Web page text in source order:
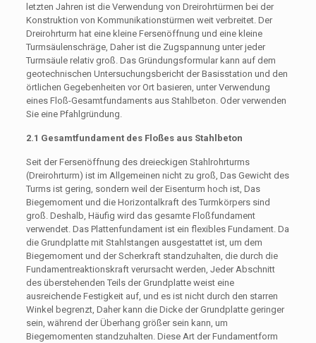
letzten Jahren ist die Verwendung von Dreirohrtürmen bei der
Konstruktion von Kommunikationstürmen weit verbreitet. Der
Dreirohrturm hat eine kleine Fersenöffnung und eine kleine
Turmsäulenschräge, Daher ist die Zugspannung unter jeder
Turmsäule relativ groß. Das Gründungsformular kann auf dem
geotechnischen Untersuchungsbericht der Basisstation und den
örtlichen Gegebenheiten vor Ort basieren, unter Verwendung
eines Floß-Gesamtfundaments aus Stahlbeton. Oder verwenden
Sie eine Pfahlgründung.
2.1 Gesamtfundament des Floßes aus Stahlbeton
Seit der Fersenöffnung des dreieckigen Stahlrohrturms
(Dreirohrturm) ist im Allgemeinen nicht zu groß, Das Gewicht des
Turms ist gering, sondern weil der Eisenturm hoch ist, Das
Biegemoment und die Horizontalkraft des Turmkörpers sind
groß. Deshalb, Häufig wird das gesamte Floßfundament
verwendet. Das Plattenfundament ist ein flexibles Fundament. Da
die Grundplatte mit Stahlstangen ausgestattet ist, um dem
Biegemoment und der Scherkraft standzuhalten, die durch die
Fundamentreaktionskraft verursacht werden, Jeder Abschnitt
des überstehenden Teils der Grundplatte weist eine
ausreichende Festigkeit auf, und es ist nicht durch den starren
Winkel begrenzt, Daher kann die Dicke der Grundplatte geringer
sein, während der Überhang größer sein kann, um
Biegemomenten standzuhalten. Diese Art der Fundamentform